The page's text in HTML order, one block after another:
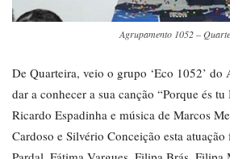
Agrupamento 1052 –
De Quarteira, veio o grupo ‘Eco 1052’ do
dar a conhecer a sua canção “Porque és
Ricardo Espadinha e música de Marcos
Cardoso e Silvério Conceição esta